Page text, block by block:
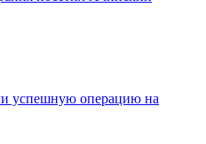
успешную операцию на